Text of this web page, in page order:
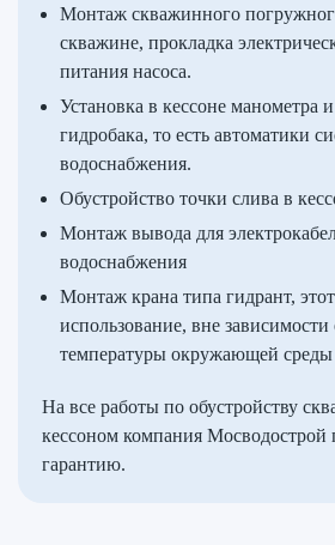
Монтаж скважинного
скважине, прокладка
питания насоса.
Установка в кессоне манометра
гидробака, то есть автоматики
водоснабжения.
Обустройство точки слива в
Монтаж вывода для
водоснабжения
Монтаж крана типа гидрант,
использование, вне зависимости
температуры окружающей среды
На все работы по обустройству
кессоном компания Мосводострой
гарантию.